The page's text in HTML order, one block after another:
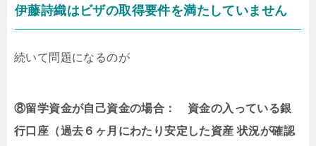
伊藤詩織はビザの取得要件を満たしていません
続いて問題になるのが
⑧留学資金が自己資金の場合： 資金の入っている銀
行口座（過去６ヶ月にわたり安定した資産 状況が確認